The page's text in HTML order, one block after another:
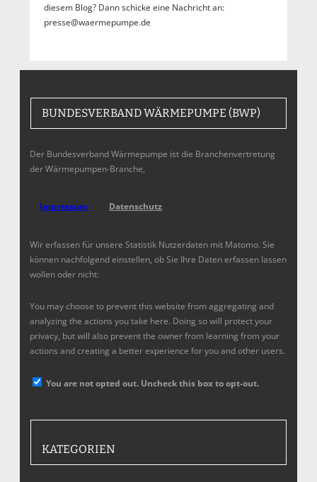
diesem Blog? Dann schicke eine Nachricht an:
presse@waermepumpe.de
BUNDESVERBAND WÄRMEPUMPE (BWP)
Der Bundesverband Wärmepumpe ist die Branchenvertretung
der Wärmepumpen-Branche,
Impressum Datenschutz
Wir erfassen für unsere Statistik Nutzerdaten mit Matomo. Sie
können nachfolgend einstellen, ob Sie Ihre Daten erfassen lassen
wollen oder nicht:
You may choose to prevent this website from aggregating and
analyzing the actions you take here. Doing so will protect your
privacy, but will also prevent the owner from learning from your
actions and creating a better experience for you and other users.
You are not opted out. Uncheck this box to opt-out.
KATEGORIEN